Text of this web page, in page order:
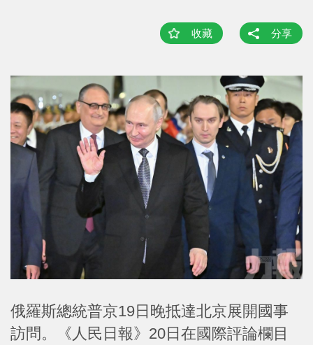
收藏 分享
俄羅斯總統普京19日晚抵達北京展開國事
訪問。《人民日報》20日在國際評論欄目